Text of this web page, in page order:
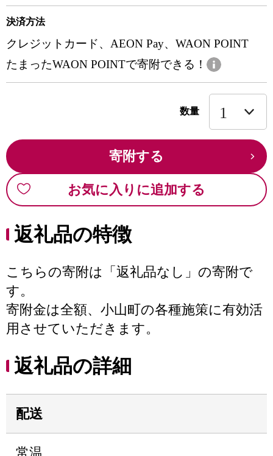
決済方法
クレジットカード、AEON Pay、WAON POINT
たまったWAON POINTで寄附できる！
数量
寄附する
お気に入りに追加する
返礼品の特徴
こちらの寄附は「返礼品なし」の寄附で
す。
寄附金は全額、小山町の各種施策に有効活
用させていただきます。
返礼品の詳細
配送
常温